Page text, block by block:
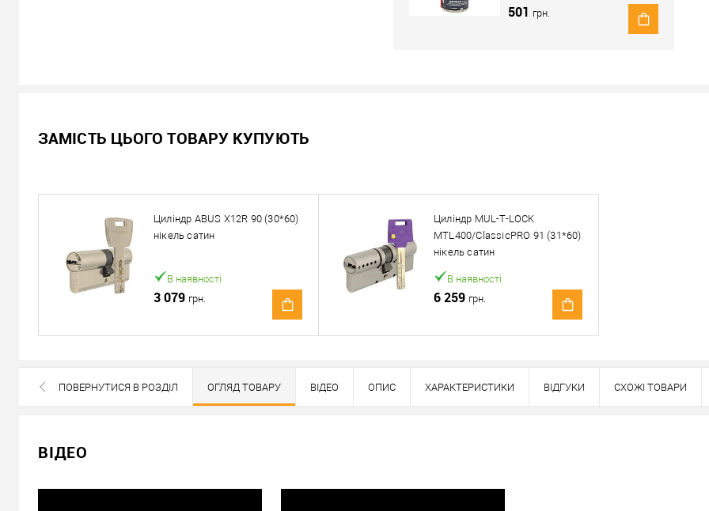
501 грн.
Можемо встановити цей товар. Деталі запитуйте у менеджера.
Доставка Оплата
«Новою Поштою» по Україні
Доставка накладеним платежем від 400 грн
ЗАМІСТЬ ЦЬОГО ТОВАРУ КУПУЮТЬ
Циліндр ABUS X12R 90 (30*60)
нікель сатин
В наявності
3 079 грн.
Циліндр MUL-T-LOCK
MTL400/ClassicPRO 91 (31*60)
нікель сатин
В наявності
6 259 грн.
ПОВЕРНУТИСЯ В РОЗДІЛ ОГЛЯД ТОВАРУ ВІДЕО ОПИС ХАРАКТЕРИСТИКИ ВІДГУКИ СХОЖІ ТОВАРИ
ВІДЕО